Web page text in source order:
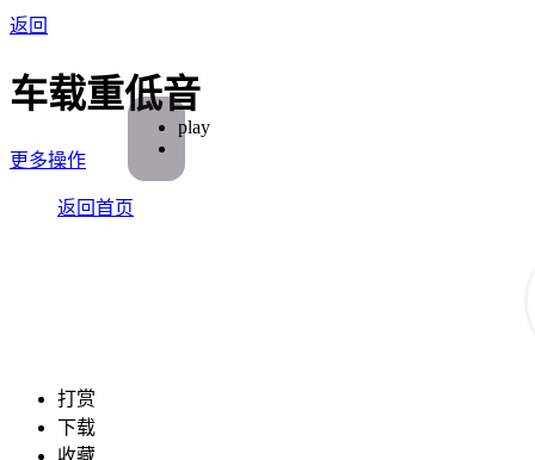
返回
车载重低音
更多操作
返回首页
打赏
下载
play